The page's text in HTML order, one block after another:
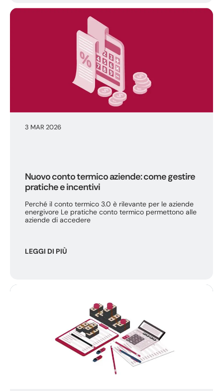
3 MAR 2026
Nuovo conto termico aziende: come gestire
pratiche e incentivi
Perché il conto termico 3.0 è rilevante per le aziende
energivore Le pratiche conto termico permettono alle
aziende di accedere
LEGGI DI PIÙ